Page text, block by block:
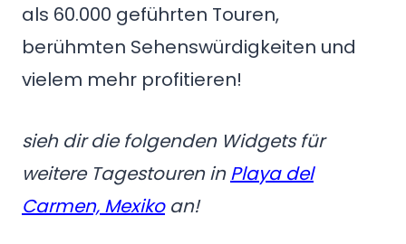
als 60.000 geführten Touren,
berühmten Sehenswürdigkeiten und
vielem mehr profitieren!
sieh dir die folgenden Widgets für
weitere Tagestouren inPlaya del
Carmen, Mexikoan!